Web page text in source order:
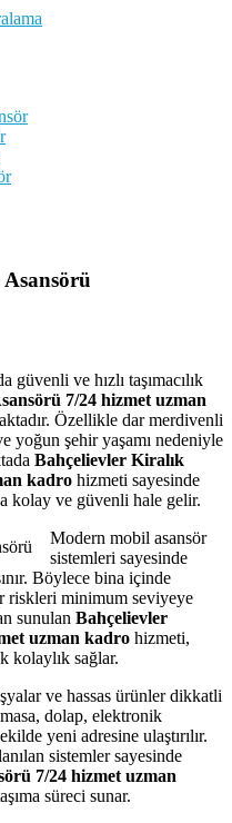
Asansör
ve hızlı taşımacılık
7/24 hizmet uzman
Özellikle dar merdivenli
yoğun şehir yaşamı nedeniyle
Bahçelievler Kiralık
kadro hizmeti sayesinde
kolay ve güvenli hale gelir.
Modern mobil asansör
sistemleri sayesinde
Böylece bina içinde
riskleri minimum seviyeye
sunulan Bahçelievler
uzman kadro hizmeti,
kolaylık sağlar.
ve hassas ürünler dikkatli
masa, dolap, elektronik
yeni adresine ulaştırılır.
sistemler sayesinde
7/24 hizmet uzman
süreci sunar.